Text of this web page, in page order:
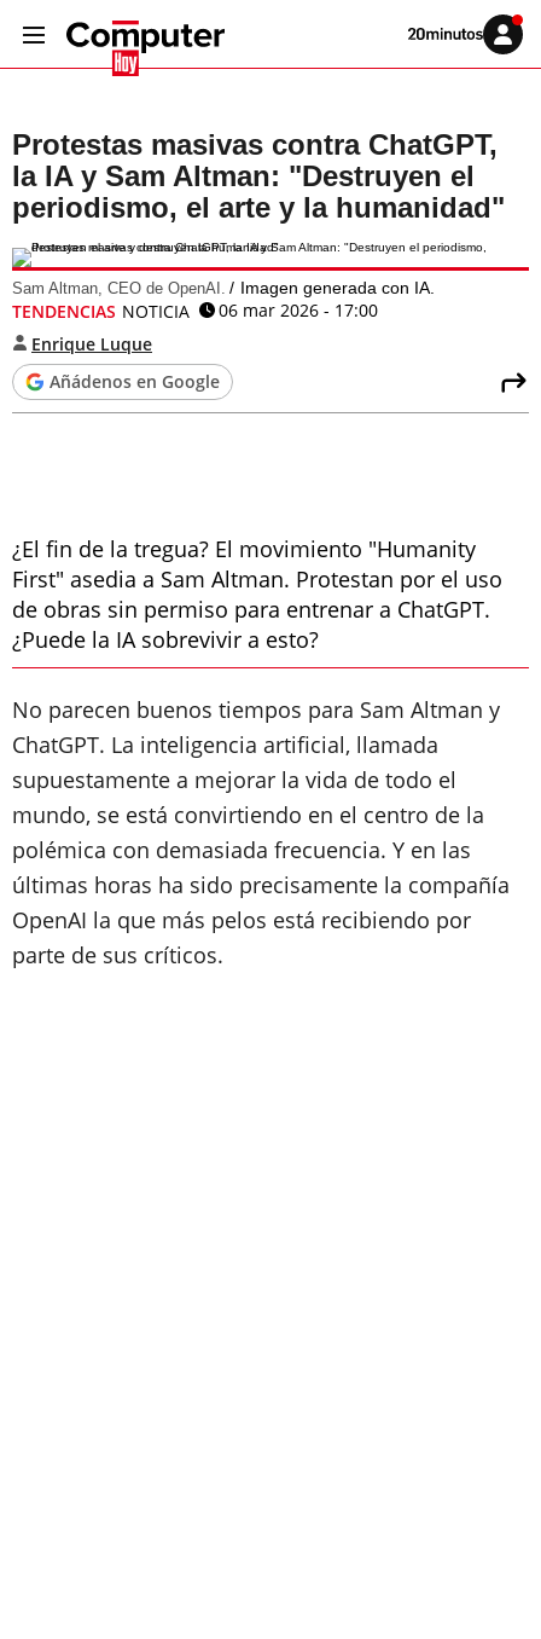
Volver
Iniciar
sesión
Protestas masivas contra ChatGPT,
la IA y Sam Altman: "Destruyen el
periodismo, el arte y la humanidad"
Sam Altman, CEO de OpenAI. Imagen generada con IA.
TENDENCIAS NOTICIA
06 mar 2026 - 17:00
Enrique Luque
Añádenos en Google
¿El fin de la tregua? El movimiento "Humanity
First" asedia a Sam Altman. Protestan por el uso
de obras sin permiso para entrenar a ChatGPT.
¿Puede la IA sobrevivir a esto?
No parecen buenos tiempos para Sam Altman y
ChatGPT. La inteligencia artificial, llamada
supuestamente a mejorar la vida de todo el
mundo, se está convirtiendo en el centro de la
polémica con demasiada frecuencia. Y en las
últimas horas ha sido precisamente la compañía
OpenAI la que más pelos está recibiendo por
parte de sus críticos.